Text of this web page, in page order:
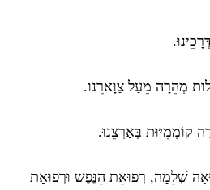
מְהֵרָה מֵעַל צַוָּארֵנוּ.
קוֹמְמִיּוּת בְּאַרְצֵנוּ.
שְׁלֵמָה, רְפוּאֵת הֵנֶּפֶש וּרְפוּאַת